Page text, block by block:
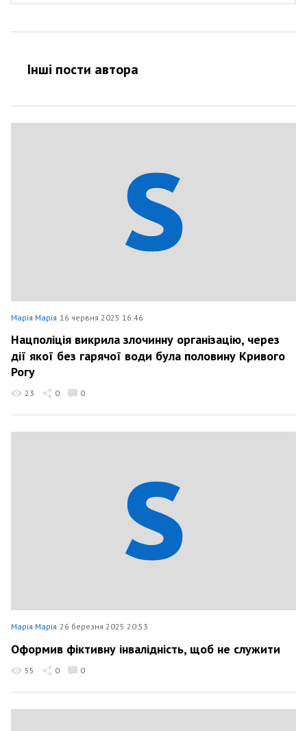
Інші пости автора
Марія Марія 16 червня 2025 16:46
Нацполіція викрила злочинну організацію, через
дії якої без гарячої води була половину Кривого
Рогу
23 0 0
Марія Марія 26 березня 2025 20:53
Оформив фіктивну інвалідність, щоб не служити
55 0 0